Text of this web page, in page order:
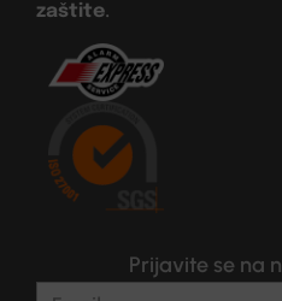
zaštite.
Prijavite se na